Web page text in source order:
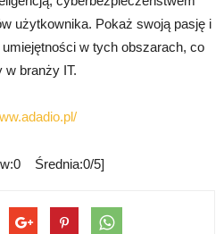
użytkownika. Pokaż swoją pasję i
w tych obszarach, co
w branży IT.
Średnia:0/5]